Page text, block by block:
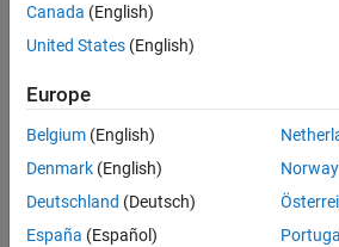
Canada (English)
United States (English)
Europe
Belgium (English)
Denmark (English)
Deutschland (Deutsch)
España (Español)
Norway
Portugal
Lutte anti-piratage
© 1994-2026 The MathWorks, Inc.